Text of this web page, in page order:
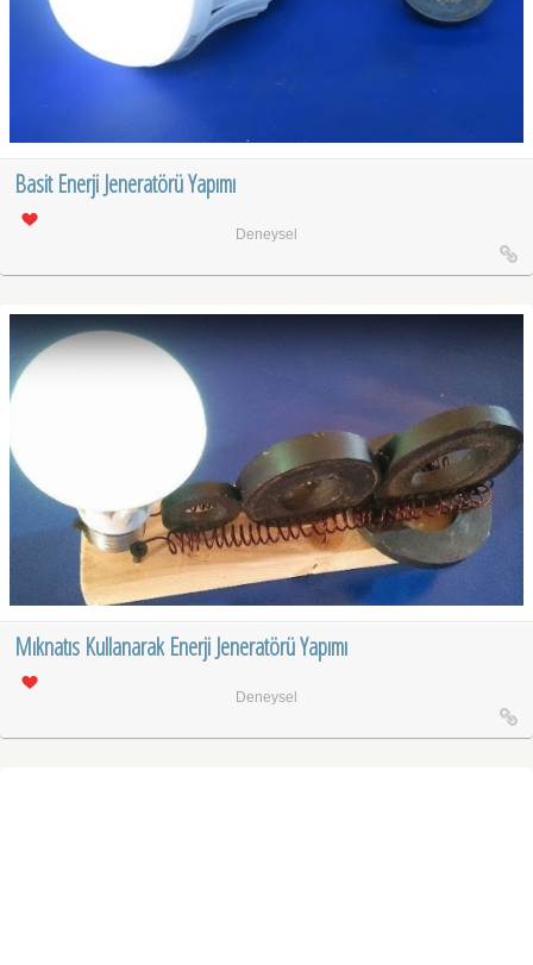
Basit Enerji Jeneratörü Yapımı
Deneysel
Mıknatıs Kullanarak Enerji Jeneratörü Yapımı
Deneysel